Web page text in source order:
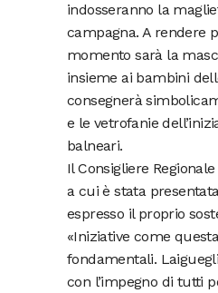
indosseranno la
campagna. A rendere
momento sarà la
insieme ai bambini
consegnerà
e le vetrofanie
balneari.
Il Consigliere
a cui è stata
espresso il proprio
«Iniziative come
fondamentali.
con l’impegno di tutti